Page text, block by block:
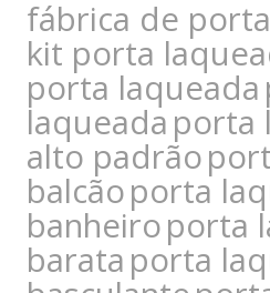
fábrica de
kit porta
porta laqueada
laqueada porta
alto padrão
balcãoporta
banheiroporta
barata porta